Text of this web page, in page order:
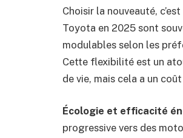
Choisir la nouveauté,
Toyota en 2025 sont
modulables selon les
Cette flexibilité est un
de vie, mais cela a un
Écologie et efficacité
progressive vers des